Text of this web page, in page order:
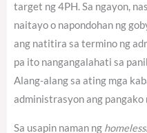
target ng 4PH.Sa ngayon,
naitayo o napondohan ng
ang natitira sa termino ng
pa ito nangangalahati sa
Alang-alang sa ating mga
administrasyon ang pangako
Sa usapin naman ng